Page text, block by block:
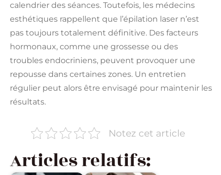
calendrier des séances. Toutefois, les médecins
esthétiques rappellent que l’épilation laser n’est
pas toujours totalement définitive. Des facteurs
hormonaux, comme une grossesse ou des
troubles endocriniens, peuvent provoquer une
repousse dans certaines zones. Un entretien
régulier peut alors être envisagé pour maintenir les
résultats.
Notez cet article
Articles relatifs: